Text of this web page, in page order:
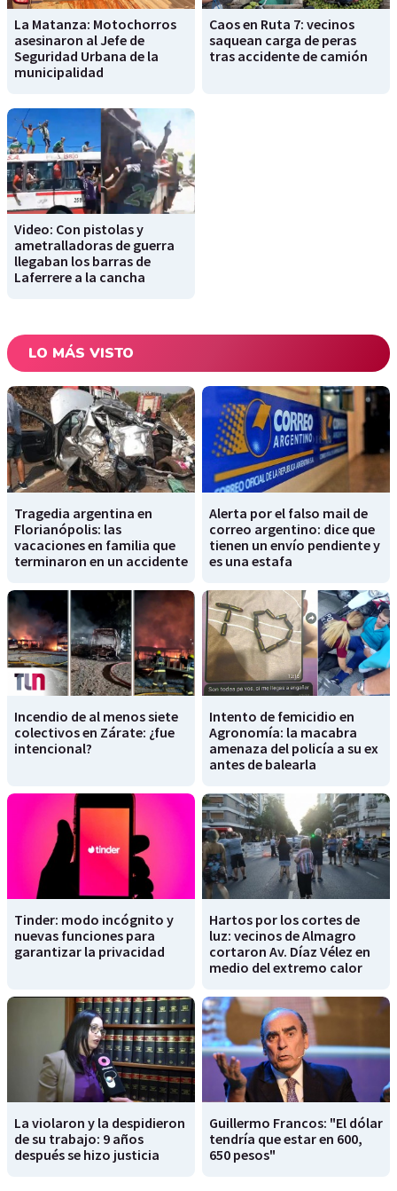
La Matanza: Motochorros
asesinaron al Jefe de
Seguridad Urbana de la
municipalidad
Caos en Ruta 7: vecinos
saquean carga de peras
tras accidente de camión
Video: Con pistolas y
ametralladoras de guerra
llegaban los barras de
Laferrere a la cancha
LO MÁS VISTO
Tragedia argentina en
Florianópolis: las
vacaciones en familia que
terminaron en un accidente
Alerta por el falso mail de
correo argentino: dice que
tienen un envío pendiente y
es una estafa
Incendio de al menos siete
colectivos en Zárate: ¿fue
intencional?
Intento de femicidio en
Agronomía: la macabra
amenaza del policía a su ex
antes de balearla
Tinder: modo incógnito y
nuevas funciones para
garantizar la privacidad
Hartos por los cortes de
luz: vecinos de Almagro
cortaron Av. Díaz Vélez en
medio del extremo calor
La violaron y la despidieron
de su trabajo: 9 años
después se hizo justicia
Guillermo Francos: "El dólar
tendría que estar en 600,
650 pesos"